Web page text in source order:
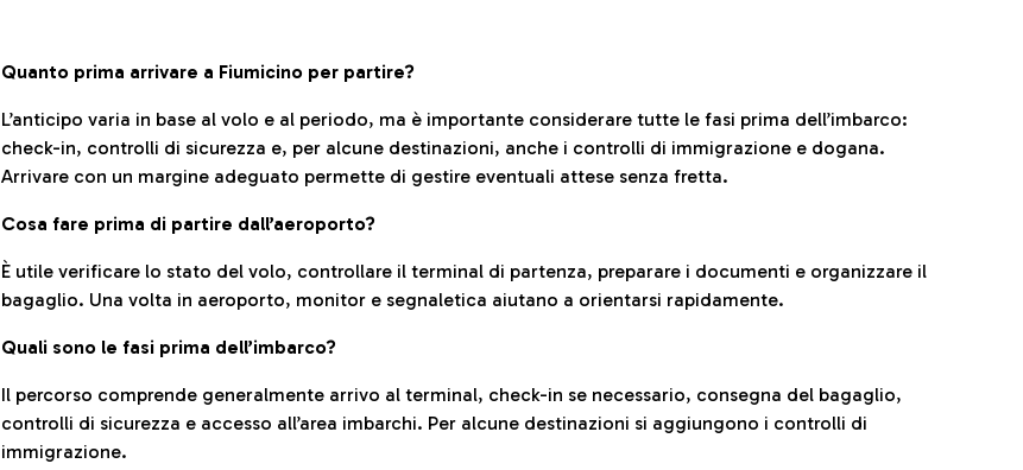
Quanto prima arrivare a Fiumicino per partire?
L’anticipo varia in base al volo e al periodo, ma è importante considerare tutte le fasi prima dell’imbarco:
check-in, controlli di sicurezza e, per alcune destinazioni, anche i controlli di immigrazione e dogana.
Arrivare con un margine adeguato permette di gestire eventuali attese senza fretta.
Cosa fare prima di partire dall’aeroporto?
È utile verificare lo stato del volo, controllare il terminal di partenza, preparare i documenti e organizzare il
bagaglio. Una volta in aeroporto, monitor e segnaletica aiutano a orientarsi rapidamente.
Quali sono le fasi prima dell’imbarco?
Il percorso comprende generalmente arrivo al terminal, check-in se necessario, consegna del bagaglio,
controlli di sicurezza e accesso all’area imbarchi. Per alcune destinazioni si aggiungono i controlli di
immigrazione.